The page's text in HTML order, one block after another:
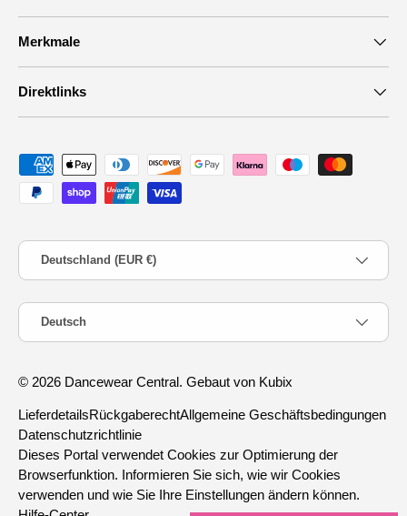
Merkmale
Direktlinks
Zahlungsmethoden
Land/Region
Deutschland (EUR €)
Sprache
Deutsch
© 2026 Dancewear Central. Gebaut von Kubix
LieferdetailsRückgaberechtAllgemeine Geschäftsbedingungen
Datenschutzrichtlinie
Dieses Portal verwendet Cookies zur Optimierung der
Browserfunktion. Informieren Sie sich, wie wir Cookies
verwenden und wie Sie Ihre Einstellungen ändern können.